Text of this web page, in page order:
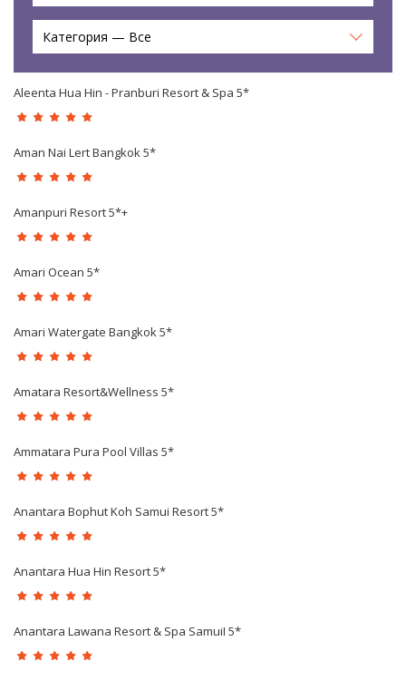
Категория — Все
Aleenta Hua Hin - Pranburi Resort & Spa 5*
Aman Nai Lert Bangkok 5*
Amanpuri Resort 5*+
Amari Ocean 5*
Amari Watergate Bangkok 5*
Amatara Resort&Wellness 5*
Ammatara Pura Pool Villas 5*
Anantara Bophut Koh Samui Resort 5*
Anantara Hua Hin Resort 5*
Anantara Lawana Resort & Spa SamuiI 5*